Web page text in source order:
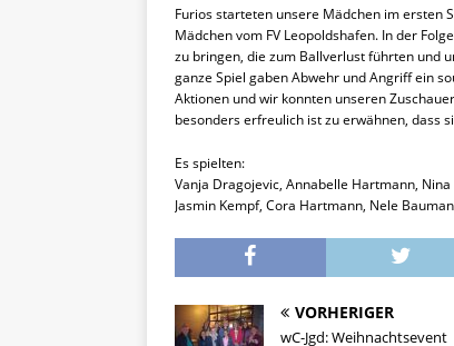
Furios starteten unsere Mädchen im ersten
Mädchen vom FV Leopoldshafen. In der
zu bringen, die zum Ballverlust führten und
ganze Spiel gaben Abwehr und Angriff ein
Aktionen und wir konnten unseren
besonders erfreulich ist zu erwähnen, dass
Es spielten:
Vanja Dragojevic, Annabelle Hartmann,
Jasmin Kempf, Cora Hartmann, Nele
VORHERIGER
wC-Jgd: Weihnachtsevent